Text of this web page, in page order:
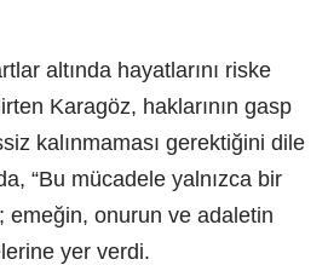
altında hayatlarını riske
Karagöz, haklarının gasp
kalınmaması gerektiğini dile
“Bu mücadele yalnızca bir
emeğin, onurun ve adaletin
yer verdi.